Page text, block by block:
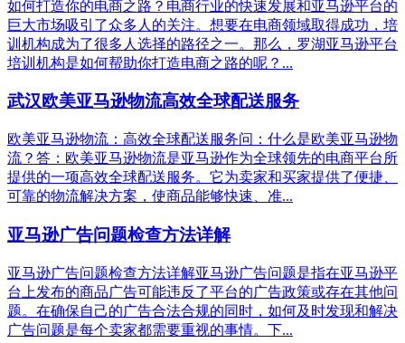
如何打造你的电商之路？电商行业的快速发展和亚马逊平台的
巨大市场吸引了众多人的关注。想要在电商领域取得成功，培
训机构成为了很多人选择的路径之一。那么，罗湖亚马逊平台
培训机构是如何帮助你打造电商之路的呢？...
武汉欧美亚马逊物流高效全球配送服务
欧美亚马逊物流：高效全球配送服务问：什么是欧美亚马逊物
流？答：欧美亚马逊物流是亚马逊作为全球领先的电商平台所
提供的一项高效全球配送服务。它为卖家和买家提供了便捷、
可靠的物流解决方案，使商品能够快速、准...
亚马逊广告问题检查方法详解
亚马逊广告问题检查方法详解亚马逊广告问题是指在亚马逊平
台上发布的商品广告可能违反了平台的广告政策或存在其他问
题。在确保自己的广告合法合规的同时，如何及时发现和解决
广告问题是每个卖家都需要重视的事情。下...